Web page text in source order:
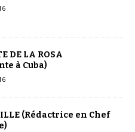
DE LA ROSA
à Cuba)
(Rédactrice en Chef